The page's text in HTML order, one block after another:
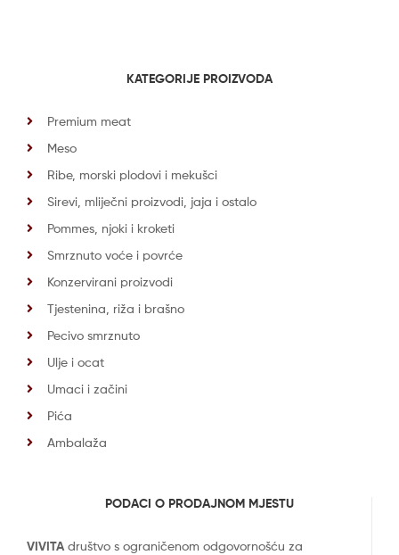
KATEGORIJE PROIZVODA
Premium meat
Meso
Ribe, morski plodovi i mekušci
Sirevi, mliječni proizvodi, jaja i ostalo
Pommes, njoki i kroketi
Smrznuto voće i povrće
Konzervirani proizvodi
Tjestenina, riža i brašno
Pecivo smrznuto
Ulje i ocat
Umaci i začini
Pića
Ambalaža
PODACI O PRODAJNOM MJESTU
VIVITA društvo s ograničenom odgovornošću za